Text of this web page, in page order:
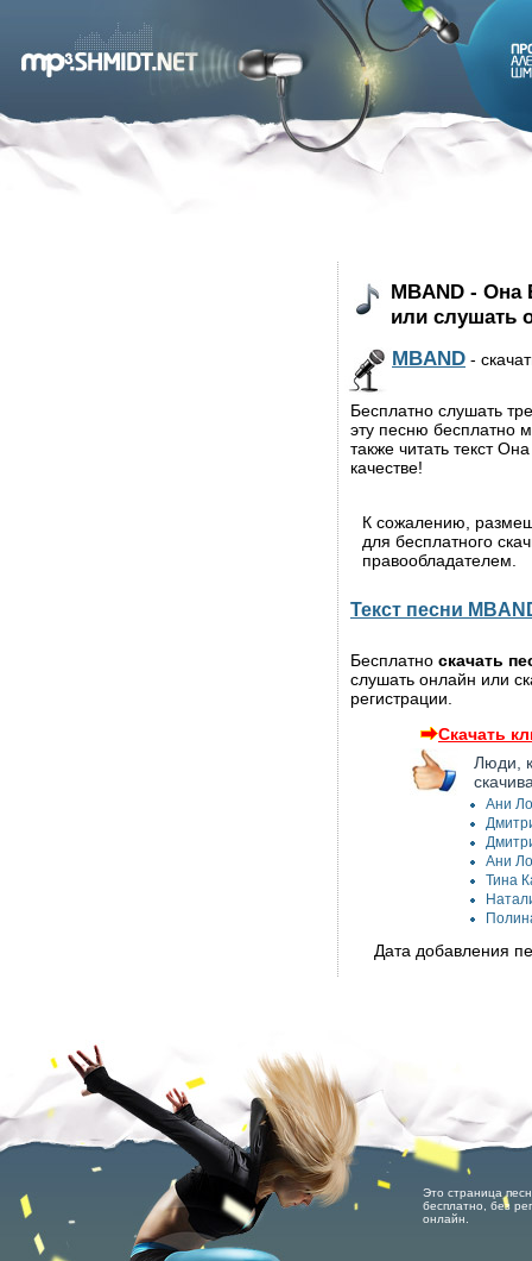
MBAND - Она
или слушать
MBAND -
Бесплатно слушать
эту песню бесплатно
также читать текст
качестве!
К сожалению,
для бесплатного
правообладателем.
Текст песни
Бесплатно скачать
слушать онлайн или
регистрации.
Скачать
Люди,
Ани
Ани
Тина
Дата добавления
Это страница
бесплатно, без
онлайн.